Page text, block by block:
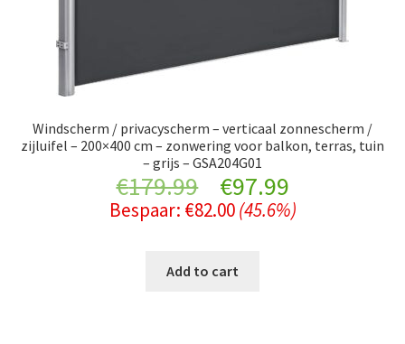
Windscherm / privacyscherm – verticaal zonnescherm /
zijluifel – 200×400 cm – zonwering voor balkon, terras, tuin
– grijs – GSA204G01
€179.99
Original
price
was:
€97.99Current
price
Bespaar: €82.00 (45.6%)
Add to cart